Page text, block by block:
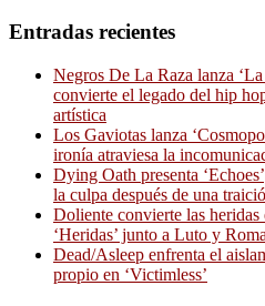
Entradas recientes
Negros De La Raza lanza
convierte el legado del hip
artística
Los Gaviotas lanza
ironía atraviesa la
Dying Oath presenta
la culpa después de una
Doliente convierte las heridas
‘Heridas’ junto a Luto y
Dead/Asleep enfrenta el
propio en ‘Victimless’